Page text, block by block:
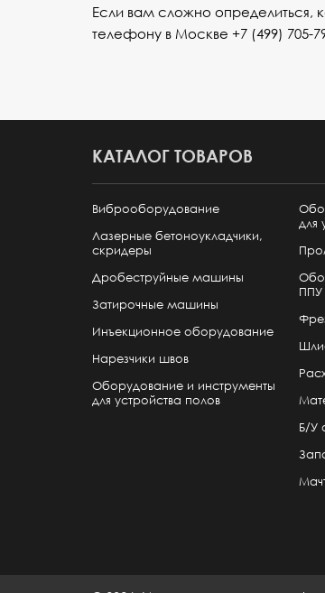
Если вам сложно определиться,
телефону в Москве +7 (499) 705-
КАТАЛОГ ТОВАРОВ
Виброоборудование
Лазерные бетоноукладчики,
скридеры
Дробеструйные машины
Затирочные машины
Инъекционное оборудование
Нарезчики швов
Оборудование и инструменты
для устройства полов
для
ППУ
Б/У